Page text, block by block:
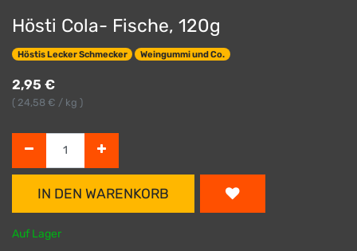
Hösti Cola- Fische, 120g
Höstis Lecker Schmecker Weingummi und Co.
2,95 €
( 24,58 € / kg )
IN DEN WARENKORB
Auf Lager